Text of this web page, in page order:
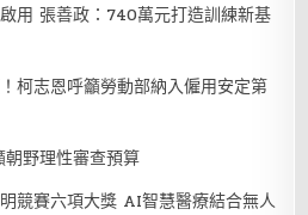
用 張善政：740萬元打造訓練新基
柯志恩呼籲勞動部納入僱用安定第
野理性審查預算
競賽六項大獎 AI智慧醫療結合無人